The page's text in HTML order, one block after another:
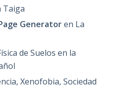
Taiga
Generatoren La
de Suelos en la
Xenofobia, Sociedad